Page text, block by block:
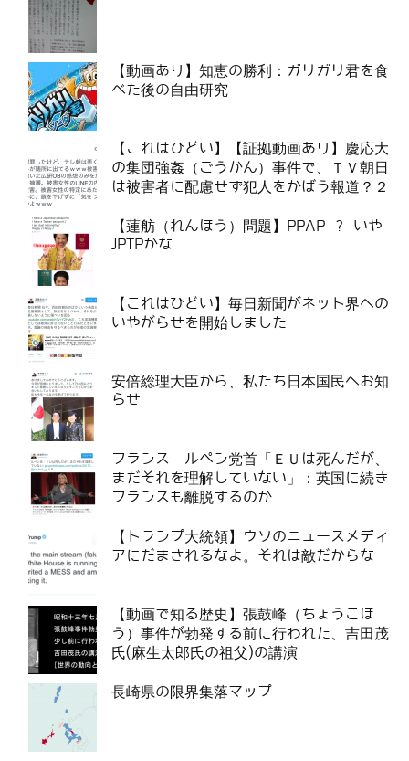
【動画あり】知恵の勝利：ガリガリ君を食
べた後の自由研究
【これはひどい】【証拠動画あり】慶応大
の集団強姦（ごうかん）事件で、ＴＶ朝日
は被害者に配慮せず犯人をかばう報道？２
【蓮舫（れんほう）問題】PPAP ? いや
JPTPかな
【これはひどい】毎日新聞がネット界への
いやがらせを開始しました
安倍総理大臣から、私たち日本国民へお知
らせ
フランス ルペン党首「ＥＵは死んだが、
まだそれを理解していない」：英国に続き
フランスも離脱するのか
【トランプ大統領】ウソのニュースメディ
アにだまされるなよ。それは敵だからな
【動画で知る歴史】張鼓峰（ちょうこほ
う）事件が勃発する前に行われた、吉田茂
氏(麻生太郎氏の祖父)の講演
長崎県の限界集落マップ